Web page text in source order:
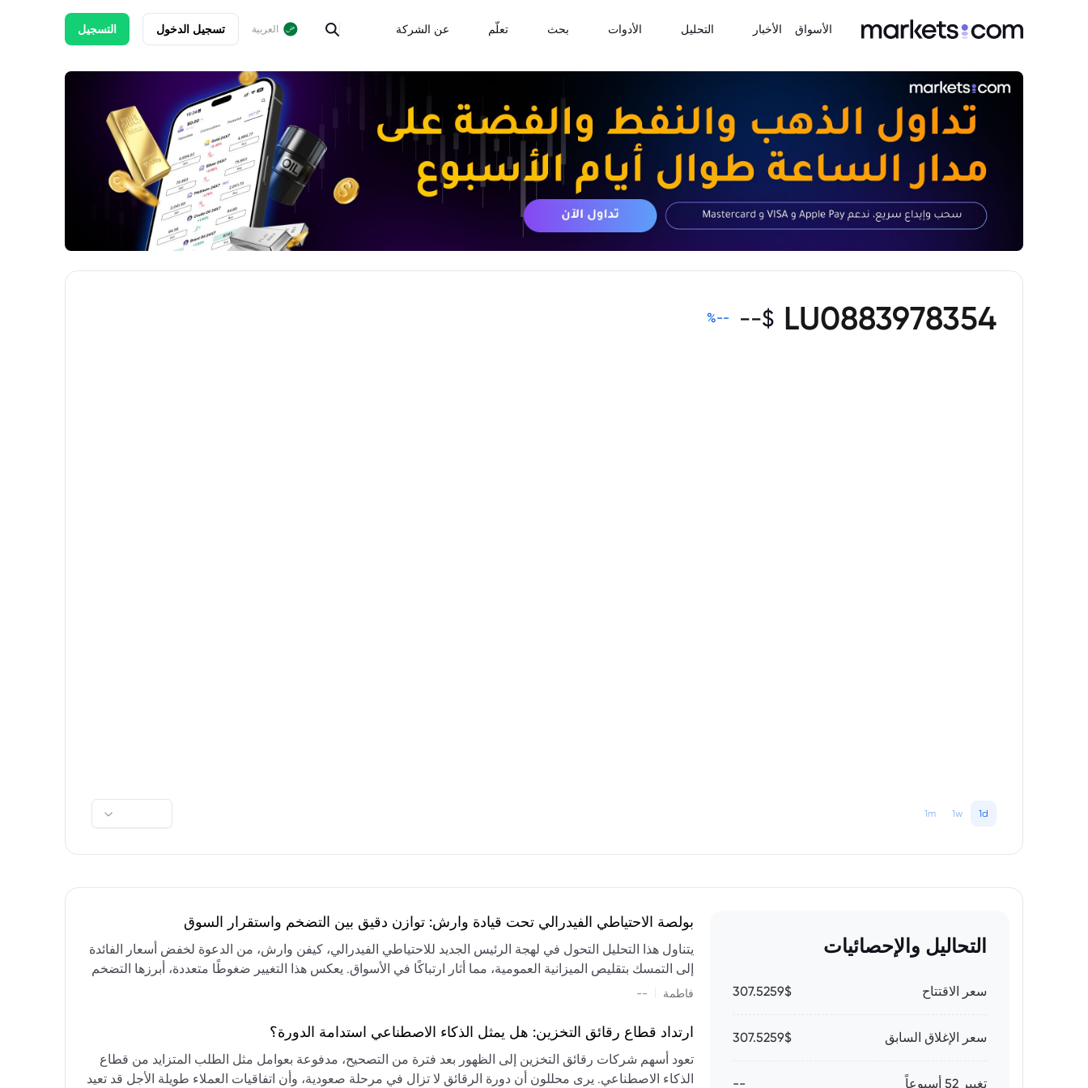
الأسواق الأخبار التحليل الأدوات بحث تعلّم عن الشركة العربية تسجيل الدخول التسجيل
LU0883978354
$
--
--
%
1d
1w
1m
التحاليل والإحصائيات
سعر الاقتتاح 307.5259$
سعر الإغلاق السابق 307.5259$
تغيير 52 أسبوعاً --
بولصة الاحتياطي الفيدرالي تحت قيادة وارش: توازن دقيق بين التضخم واستقرار السوق
يتناول هذا التحليل التحول في لهجة الرئيس الجديد للاحتياطي الفيدرالي، كيفن وارش، من الدعوة لخفض أسعار الفائدة
إلى التمسك بتقليص الميزانية العمومية، مما أثار ارتباكًا في الأسواق. يعكس هذا التغيير ضغوطًا متعددة، أبرزها التضخم
المستمر، والعجز المالي الكبير، والتوترات الجيوسياسية في الشرق الأوسط، التي تقيد خيارات خفض الفائدة أو خفض
وتجنب التدابير الاستفزازية التي قد تزعزع استقرار السوق.
فاطمة --
ارتداد قطاع رقائق التخزين: هل يمثل الذكاء الاصطناعي استدامة الدورة؟
تعود أسهم شركات رقائق التخزين إلى الظهور بعد فترة من التصحيح، مدفوعة بعوامل مثل الطلب المتزايد من قطاع
الذكاء الاصطناعي. يرى محللون أن دورة الرقائق لا تزال في مرحلة صعودية، وأن اتفاقيات العملاء طويلة الأجل قد تعيد